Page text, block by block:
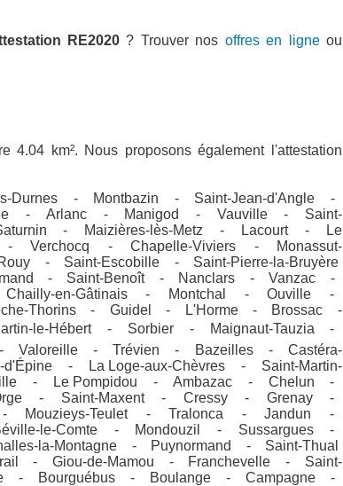
RE2020? Trouver nos offres en ligneou
4.04 km². Nous proposons également l'attestation
- Montbazin - Saint-Jean-d'Angle -
- Arlanc - Manigod - Vauville - Saint-
- Maizières-lès-Metz - Lacourt - Le
Verchocq - Chapelle-Viviers - Monassut-
- Saint-Escobille - Saint-Pierre-la-Bruyère
- Saint-Benoît - Nanclars - Vanzac -
en-Gâtinais - Montchal - Ouville -
Thorins - Guidel - L'Horme - Brossac -
le-Hébert - Sorbier - Maignaut-Tauzia -
- Valoreille - Trévien - Bazeilles - Castéra-
- La Loge-aux-Chèvres - Saint-Martin-
- Le Pompidou - Ambazac - Chelun -
- Saint-Maxent - Cressy - Grenay -
Mouzieys-Teulet - Tralonca - Jandun -
le-Comte - Mondouzil - Sussargues -
la-Montagne - Puynormand - Saint-Thual
- Giou-de-Mamou - Franchevelle - Saint-
- Bourguébus - Boulange - Campagne -